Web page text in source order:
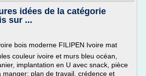
idées de la catégorie
sur ...
bois moderne FILIPEN Ivoire mat
couleur ivoire et murs bleu océan,
implantation en U avec snack, pièce
manger; plan de travail, crédence et